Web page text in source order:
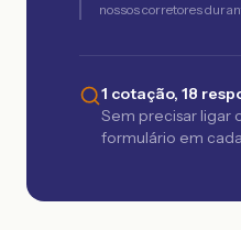
nossos corretores
1 cotação, 18
Sem precisar ligar
formulário em